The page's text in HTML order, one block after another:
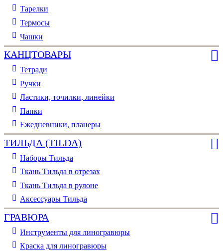
Тарелки
Термосы
Чашки
КАНЦТОВАРЫ
Тетради
Ручки
Ластики, точилки, линейки
Папки
Ежедневники, планеры
ТИЛЬДА (TILDA)
Наборы Тильда
Ткань Тильда в отрезах
Ткань Тильда в рулоне
Аксессуары Тильда
ГРАВЮРА
Инструменты для линогравюры
Краска для линогравюры